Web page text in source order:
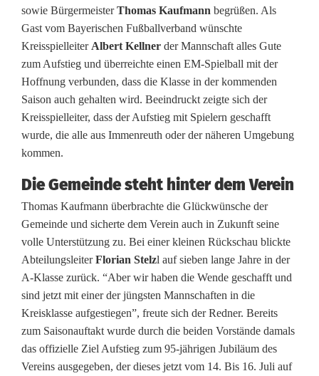
e
i
n
e
m
j
u
n
g
e
n
,
e
c
sowie BürgermeisterThomas Kaufmann begrüßen. Als
Gast vom Bayerischen Fußballverband wünschte
KreisspielleiterAlbert Kellner der Mannschaft alles Gute
zum Aufstieg und überreichte einen EM-Spielball mit der
Hoffnung verbunden, dass die Klasse in der kommenden
Saison auch gehalten wird. Beeindruckt zeigte sich der
Kreisspielleiter, dass der Aufstieg mit Spielern geschafft
wurde, die alle aus Immenreuth oder der näheren Umgebung
kommen.
Die Gemeinde steht hinter dem Verein
Thomas Kaufmann überbrachte die Glückwünsche der
Gemeinde und sicherte dem Verein auch in Zukunft seine
volle Unterstützung zu. Bei einer kleinen Rückschau blickte
AbteilungsleiterFlorian Stelzl auf sieben lange Jahre in der
A-Klasse zurück. “Aber wir haben die Wende geschafft und
sind jetzt mit einer der jüngsten Mannschaften in die
Kreisklasse aufgestiegen”, freute sich der Redner. Bereits
zum Saisonauftakt wurde durch die beiden Vorstände damals
das offizielle Ziel Aufstieg zum 95-jährigen Jubiläum des
Vereins ausgegeben, der dieses jetzt vom 14. Bis 16. Juli auf